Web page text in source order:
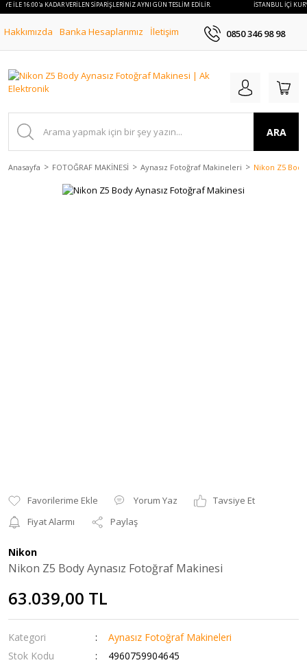
İLE 16:00'a KADAR VERİLEN SİPARİŞLERİNİZ AYNI GÜN TESLİM EDİLİR. İSTANBUL İÇİ
Hakkımızda Banka Hesaplarımız İletişim 0850 346 98 98
ARA
Anasayfa FOTOĞRAF MAKİNESİ Aynasız Fotoğraf Makineleri Nikon Z5
Yorum Yaz
Tavsiye Et
Fiyat Alarmı
Paylaş
Nikon
Nikon Z5 Body Aynasız Fotoğraf Makinesi
63.039,00 TL
Kategori
Aynasız Fotoğraf Makineleri
Stok Kodu
4960759904645